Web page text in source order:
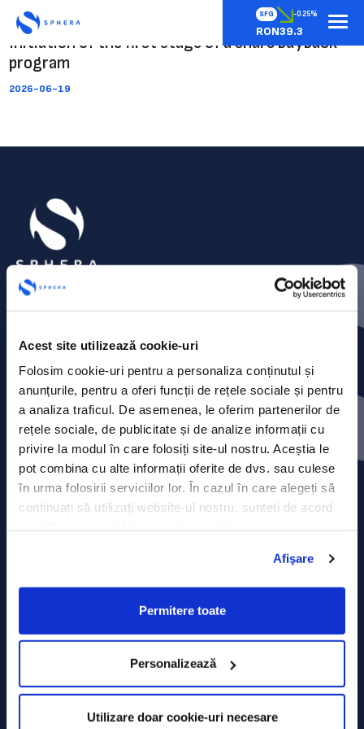
Acest site utilizează cookie-uri
Folosim cookie-uri pentru a personaliza conținutul și
anunțurile, pentru a oferi funcții de rețele sociale și pentru
a analiza traficul. De asemenea, le oferim partenerilor de
rețele sociale, de publicitate și de analize informații cu
privire la modul în care folosiți site-ul nostru. Aceștia le
pot combina cu alte informații oferite de dvs. sau culese
în urma folosirii serviciilor lor. În cazul în care alegeți să
continuați să utilizați website-ul nostru, sunteți de acord
Afişare
Permitere toate
Personalizează
Utilizare doar cookie-uri necesare
SFG -0.25%
RON39.3
Initiation of the first stage of a share buyback
program
2026-06-19
Press releases
Privacy Policy
Contact
Data Processing policy
Cookie policy